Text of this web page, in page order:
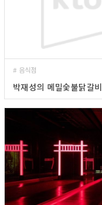
# 음식점
박재성의 메밀숯불닭갈비